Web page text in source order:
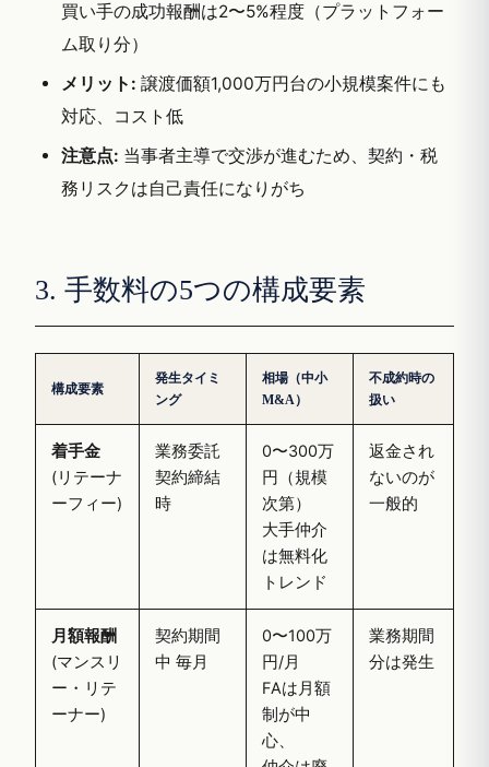
買い手の成功報酬は2〜5%程度（プラットフォー
ム取り分）
メリット: 譲渡価額1,000万円台の小規模案件にも
対応、コスト低
注意点: 当事者主導で交渉が進むため、契約・税
務リスクは自己責任になりがち
3. 手数料の5つの構成要素
構成要素
発生タイミ
ング
相場（中小
M&A）
不成約時の
扱い
着手金
(リテーナ
ーフィー)
業務委託
契約締結
時
0〜300万
円（規模
次第）
大手仲介
は無料化
トレンド
返金され
ないのが
一般的
月額報酬
(マンスリ
ー・リテ
ーナー)
契約期間
中 毎月
0〜100万
円/月
FAは月額
制が中
心、
業務期間
分は発生